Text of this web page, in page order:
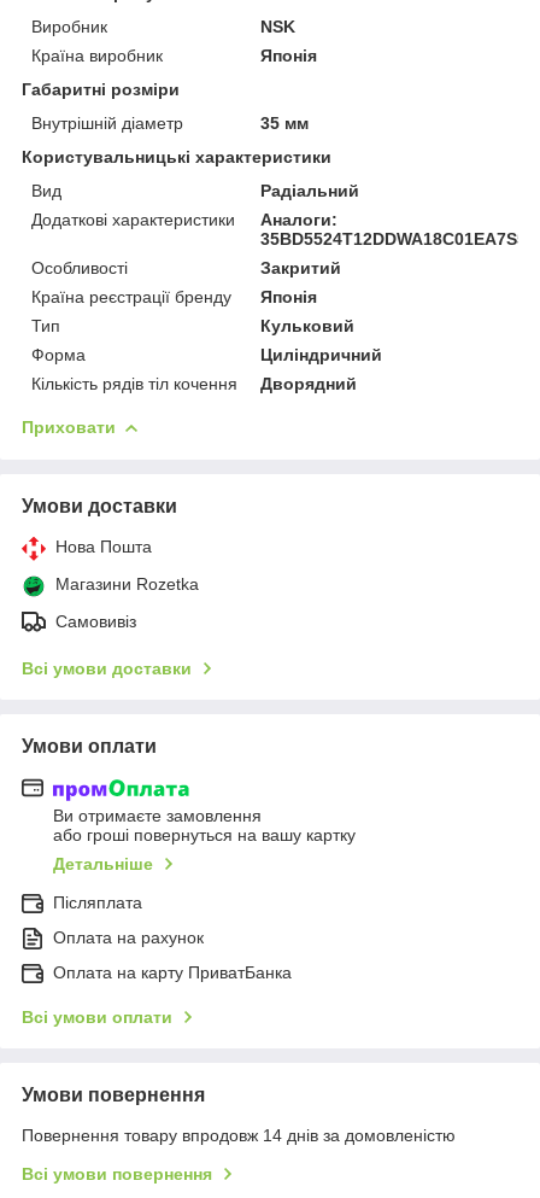
Виробник
NSK
Країна виробник
Японія
Габаритні розміри
Внутрішній діаметр
35 мм
Користувальницькі характеристики
Вид
Радіальний
Додаткові характеристики
Аналоги:
35BD5524T12DDWA18C01EA7S5
Особливості
Закритий
Країна реєстрації бренду
Японія
Тип
Кульковий
Форма
Циліндричний
Кількість рядів тіл кочення
Дворядний
Приховати
Умови доставки
Нова Пошта
Магазини Rozetka
Самовивіз
Всі умови доставки
Умови оплати
Ви отримаєте замовлення
або гроші повернуться на вашу картку
Детальніше
Післяплата
Оплата на рахунок
Оплата на карту ПриватБанка
Всі умови оплати
Умови повернення
Повернення товару впродовж 14 днів за домовленістю
Всі умови повернення